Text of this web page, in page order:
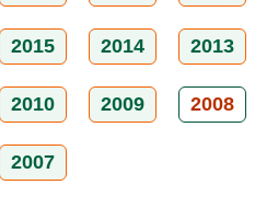
2015 2014 2013
2010 2009 2008
2007